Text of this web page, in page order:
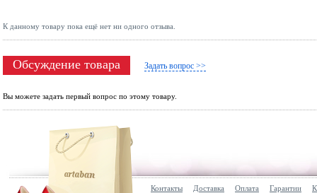
К данному товару пока ещё нет ни одного отзыва.
Обсуждение товара Задать вопрос >>
Вы можете задать первый вопрос по этому товару.
Контакты Доставка Оплата Гарантии